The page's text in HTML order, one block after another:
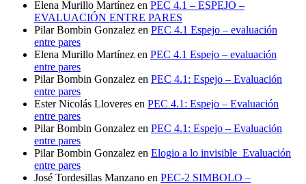
Elena Murillo Martínez en PEC 4.1 – ESPEJO –
EVALUACIÓN ENTRE PARES
Pilar Bombin Gonzalez en PEC 4.1 Espejo – evaluación
entre pares
Elena Murillo Martínez en PEC 4.1 Espejo – evaluación
entre pares
Pilar Bombin Gonzalez en PEC 4.1: Espejo – Evaluación
entre pares
Ester Nicolás Lloveres en PEC 4.1: Espejo – Evaluación
entre pares
Pilar Bombin Gonzalez en PEC 4.1: Espejo – Evaluación
entre pares
Pilar Bombin Gonzalez en Elogio a lo invisible_Evaluación
entre pares
José Tordesillas Manzano en PEC-2 SIMBOLO –